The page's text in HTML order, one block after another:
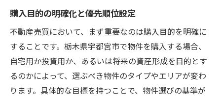
購入目的の明確化と優先順位設定
不動産売買において、まず重要なのは購入目的を明確に
することです。栃木県宇都宮市で物件を購入する場合、
自宅用か投資用か、あるいは将来の資産形成を目的とす
るのかによって、選ぶべき物件のタイプやエリアが変わ
ります。具体的な目標を持つことで、物件選びの基準が